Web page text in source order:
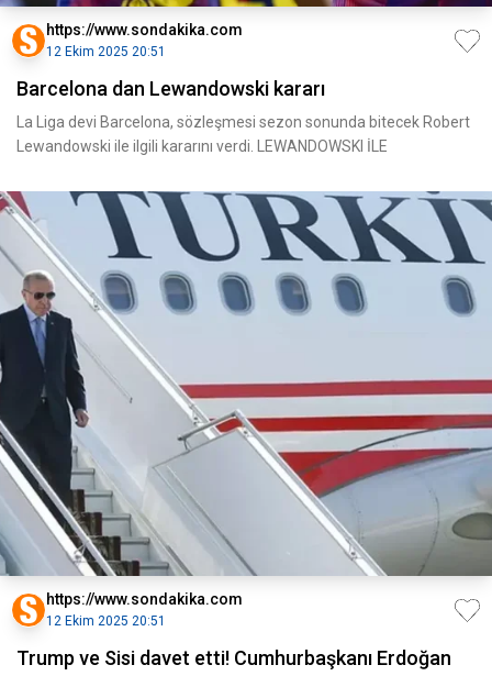
https://www.sondakika.com
12 Ekim 2025 20:51
Barcelona dan Lewandowski kararı
La Liga devi Barcelona, sözleşmesi sezon sonunda bitecek Robert
Lewandowski ile ilgili kararını verdi. LEWANDOWSKI İLE
https://www.sondakika.com
12 Ekim 2025 20:51
Trump ve Sisi davet etti! Cumhurbaşkanı Erdoğan